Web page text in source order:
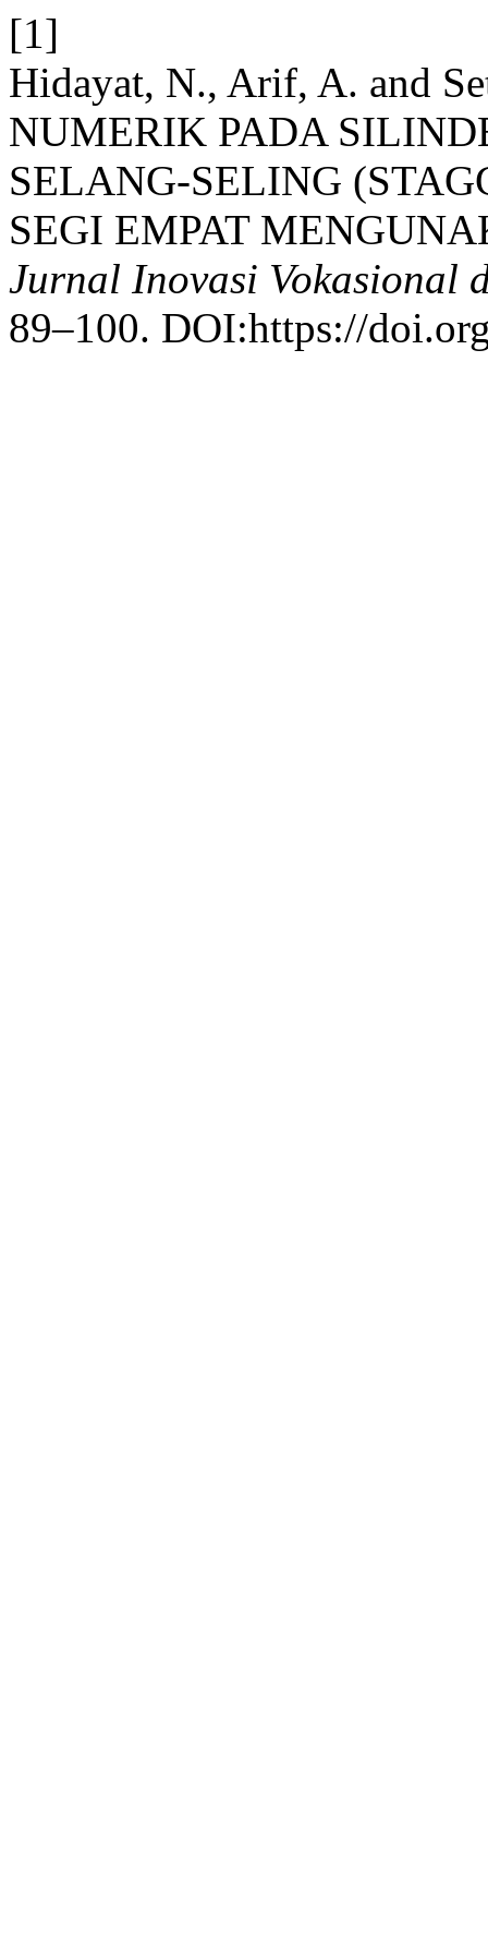
[1]
Hidayat, N., Arif, A. and
NUMERIK PADA
SELANG-SELING
SEGI EMPAT
Jurnal Inovasi Vokasional
89–100. DOI:https://